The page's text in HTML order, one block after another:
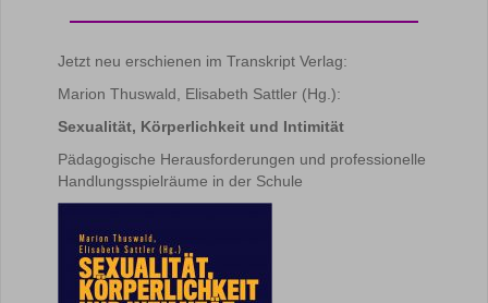
Jetzt neu erschienen im Transkript Verlag:
Marion Thuswald, Elisabeth Sattler (Hg.):
Sexualität, Körperlichkeit und Intimität
Pädagogische Herausforderungen und professionelle
Handlungsspielräume in der Schule